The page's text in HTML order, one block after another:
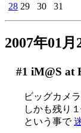
28 29 30 31
2007年01月
#1 iM@S at
ビッグカメ
しかも残り
という事で